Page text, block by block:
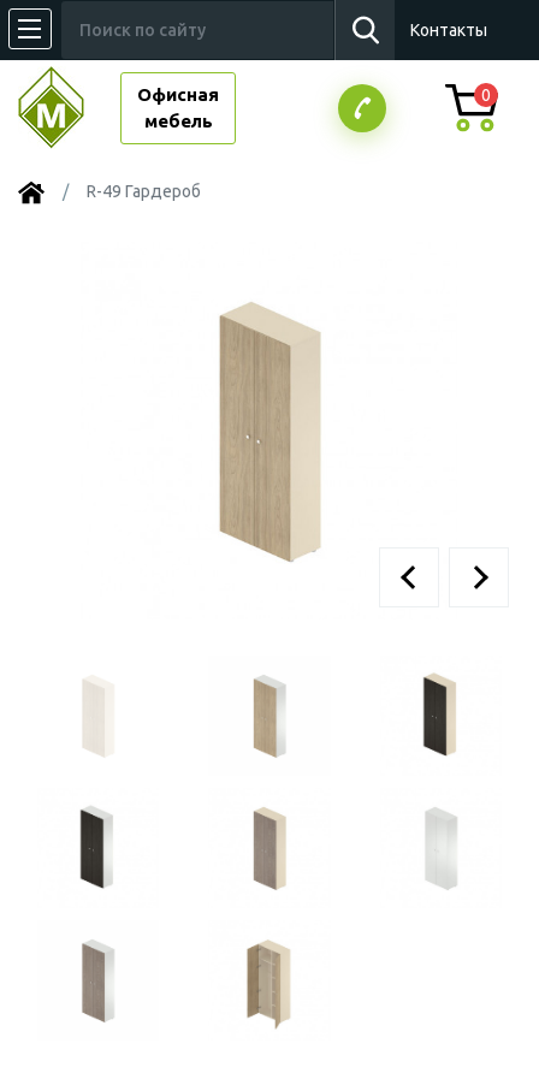
Контакты
Офисная
мебель
0
R-49 Гардероб